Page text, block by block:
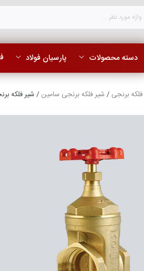
دسته محصولات پارسیان فولاد
برنجی / شیر فلکه برنجی سامین/ شیر فلکه